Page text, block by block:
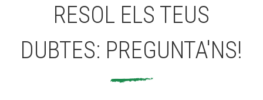
RESOL ELS TEUS
DUBTES: PREGUNTA'NS!